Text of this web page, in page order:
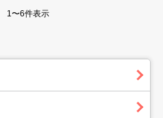
1〜6件表示